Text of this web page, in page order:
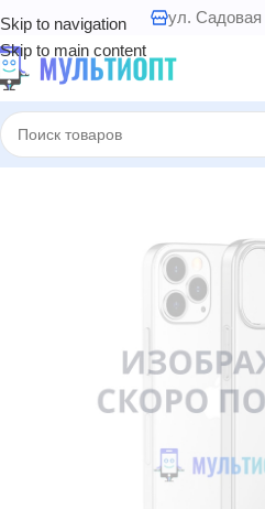
Skip to navigation
Skip to main content
ул. Садовая